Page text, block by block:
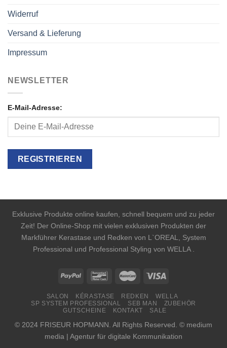
Widerruf
Versand & Lieferung
Impressum
NEWSLETTER
E-Mail-Adresse:
Exklusive Produkte online kaufen, schnell bequem und zu jeder
Zeit! Der Online-Shop mit vielen exklusiven Produkten der
Markführer Kerastase und Redken von L`OREAL, System
Professional und Professional Styling von WELLA .
SALON KÉRASTASE REDKEN
WELLA
SP SYSTEM PROFESSIONAL
SEB MAN
ZUBEHÖR
GUTSCHEINE
KONTAKT SALE
© 2024 FRISEUR HOPMANN. All Rights Reserved. © medium
media | Agentur für digitale Kommunikation